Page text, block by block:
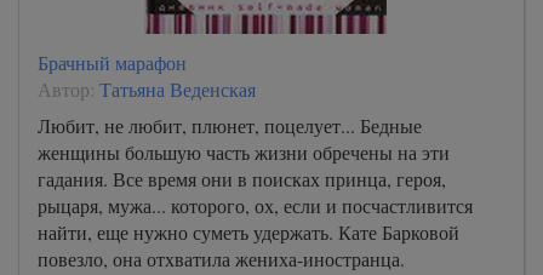
Брачный марафон
Автор: Татьяна Веденская
Любит, не любит, плюнет, поцелует... Бедные
женщины большую часть жизни обречены на эти
гадания. Все время они в поисках принца, героя,
рыцаря, мужа... которого, ох, если и посчастливится
найти, еще нужно суметь удержать. Кате Барковой
повезло, она отхватила жениха-иностранца.